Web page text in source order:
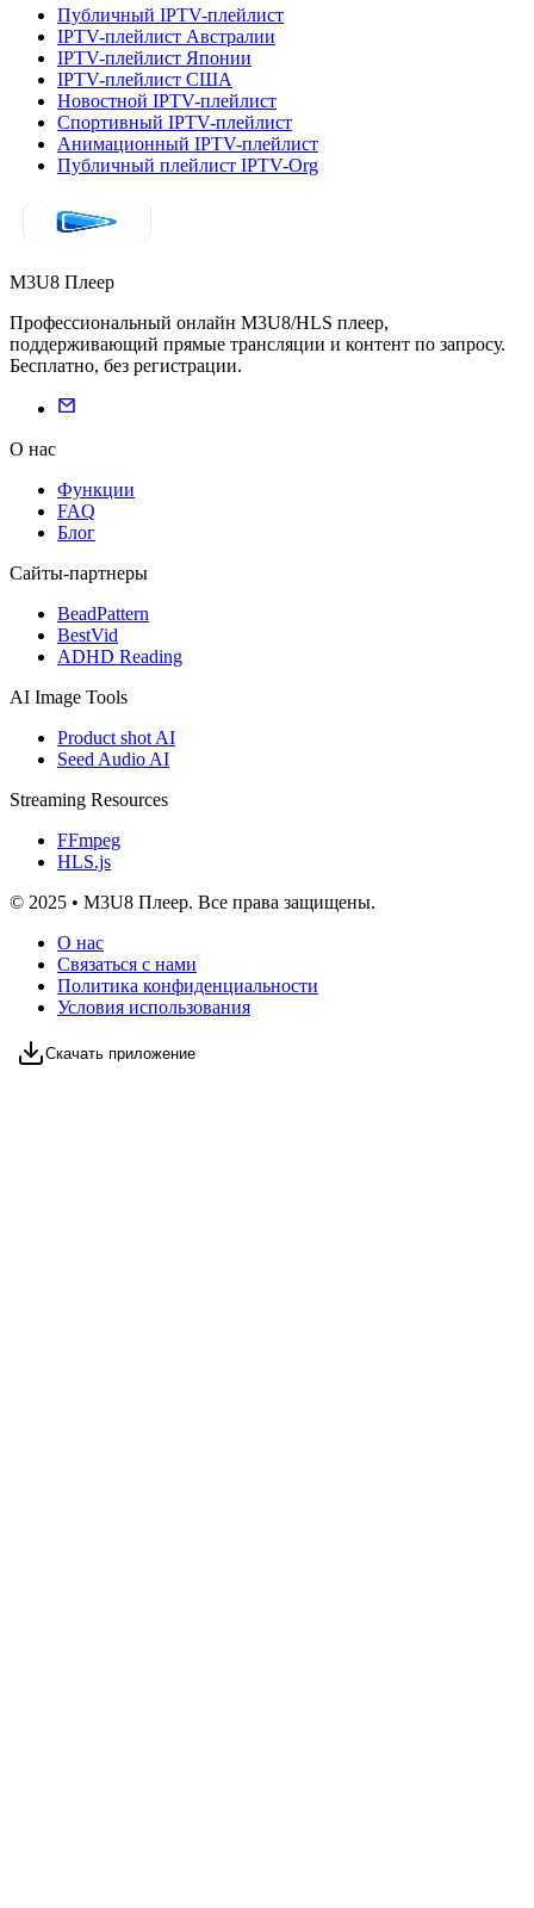
Публичный IPTV-плейлист
IPTV-плейлист Австралии
IPTV-плейлист Японии
IPTV-плейлист США
Новостной IPTV-плейлист
Спортивный IPTV-плейлист
Анимационный IPTV-плейлист
Публичный плейлист IPTV-Org
M3U8 Плеер
Профессиональный онлайн M3U8/HLS плеер,
поддерживающий прямые трансляции и контент по запросу.
Бесплатно, без регистрации.
О нас
Функции
FAQ
Блог
Сайты-партнеры
BeadPattern
BestVid
ADHD Reading
AI Image Tools
Product shot AI
Seed Audio AI
Streaming Resources
FFmpeg
HLS.js
© 2025 • M3U8 Плеер. Все права защищены.
О нас
Связаться с нами
Политика конфиденциальности
Условия использования
Скачать приложение